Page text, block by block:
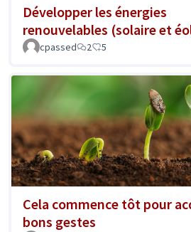
Développer les énergies
renouvelables (solaire et
cpassed 2 5
Cela commence tôt pour
bons gestes